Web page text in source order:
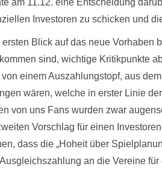
am 11.12. eine Entscheidung
Investoren zu schicken und
ersten Blick auf das neue Vorhaben
sind, wichtige Kritikpunkte
von einem Auszahlungstopf, aus
wären, welche in erster Linie
von uns Fans wurden zwar
Vorschlag für einen
dass die „Hoheit über
an die Vereine